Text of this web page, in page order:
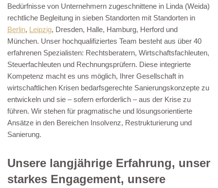
Bedürfnisse von Unternehmern zugeschnittene in Linda (Weida)
rechtliche Begleitung in sieben Standorten mit Standorten in
Berlin, Leipzig, Dresden, Halle, Hamburg, Herford und
München. Unser hochqualifiziertes Team besteht aus über 40
erfahrenen Spezialisten: Rechtsberatern, Wirtschaftsfachleuten,
Steuerfachleuten und Rechnungsprüfern. Diese integrierte
Kompetenz macht es uns möglich, Ihrer Gesellschaft in
wirtschaftlichen Krisen bedarfsgerechte Sanierungskonzepte zu
entwickeln und sie – sofern erforderlich – aus der Krise zu
führen. Wir stehen für pragmatische und lösungsorientierte
Ansätze in den Bereichen Insolvenz, Restrukturierung und
Sanierung.
Unsere langjährige Erfahrung, unser
starkes Engagement, unsere